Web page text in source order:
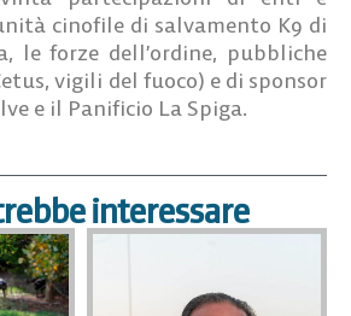
cinofile di salvamento K9 di
le forze dell’ordine, pubbliche
vigili del fuoco) e di sponsor
e il Panificio La Spiga.
interessare